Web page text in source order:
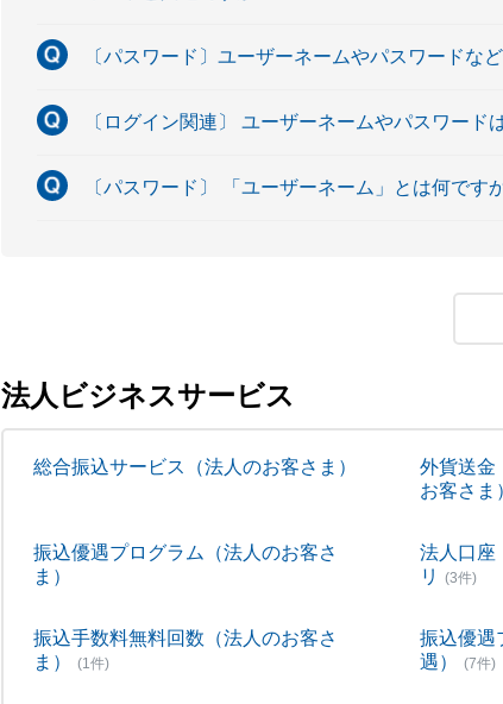
〔パスワード〕ユーザーネームやパスワードな
〔ログイン関連〕 ユーザーネームやパスワード
〔パスワード〕 「ユーザーネーム」とは何です
法人ビジネスサービス
総合振込サービス（法人のお客さま）
外貨送金
お客さま
振込優遇プログラム（法人のお客さ
ま）
法人口座
リ
(3件)
振込手数料無料回数（法人のお客さ
ま）
(1件)
振込優遇
遇）
(7件)